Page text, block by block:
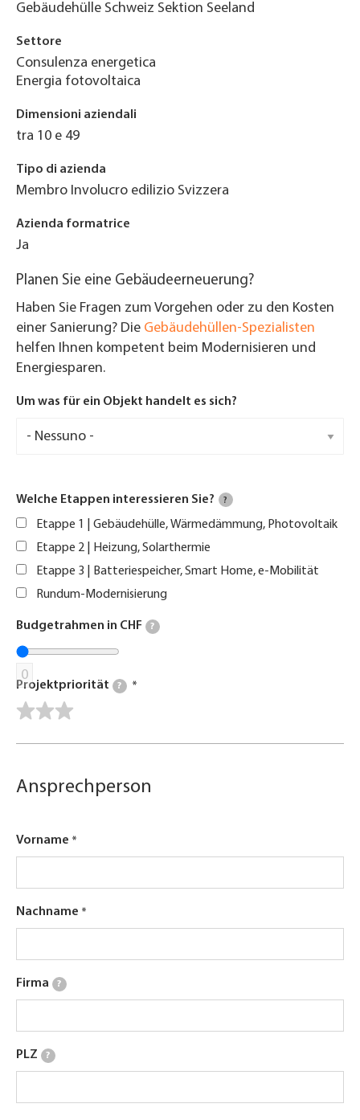
Gebäudehülle Schweiz Sektion Seeland
Settore
Consulenza energetica
Energia fotovoltaica
Dimensioni aziendali
tra 10 e 49
Tipo di azienda
Membro Involucro edilizio Svizzera
Azienda formatrice
Ja
Planen Sie eine Gebäudeerneuerung?
Haben Sie Fragen zum Vorgehen oder zu den Kosten
einer Sanierung? Die Gebäudehüllen-Spezialisten
helfen Ihnen kompetent beim Modernisieren und
Energiesparen.
Um was für ein Objekt handelt es sich?
Welche Etappen interessieren Sie? ?
Etappe 1 | Gebäudehülle, Wärmedämmung, Photovoltaik
Etappe 2 | Heizung, Solarthermie
Etappe 3 | Batteriespeicher, Smart Home, e-Mobilität
Rundum-Modernisierung
Budgetrahmen in CHF ?
0
Projektpriorität ?
Ansprechperson
Vorname
Nachname
Firma ?
PLZ ?